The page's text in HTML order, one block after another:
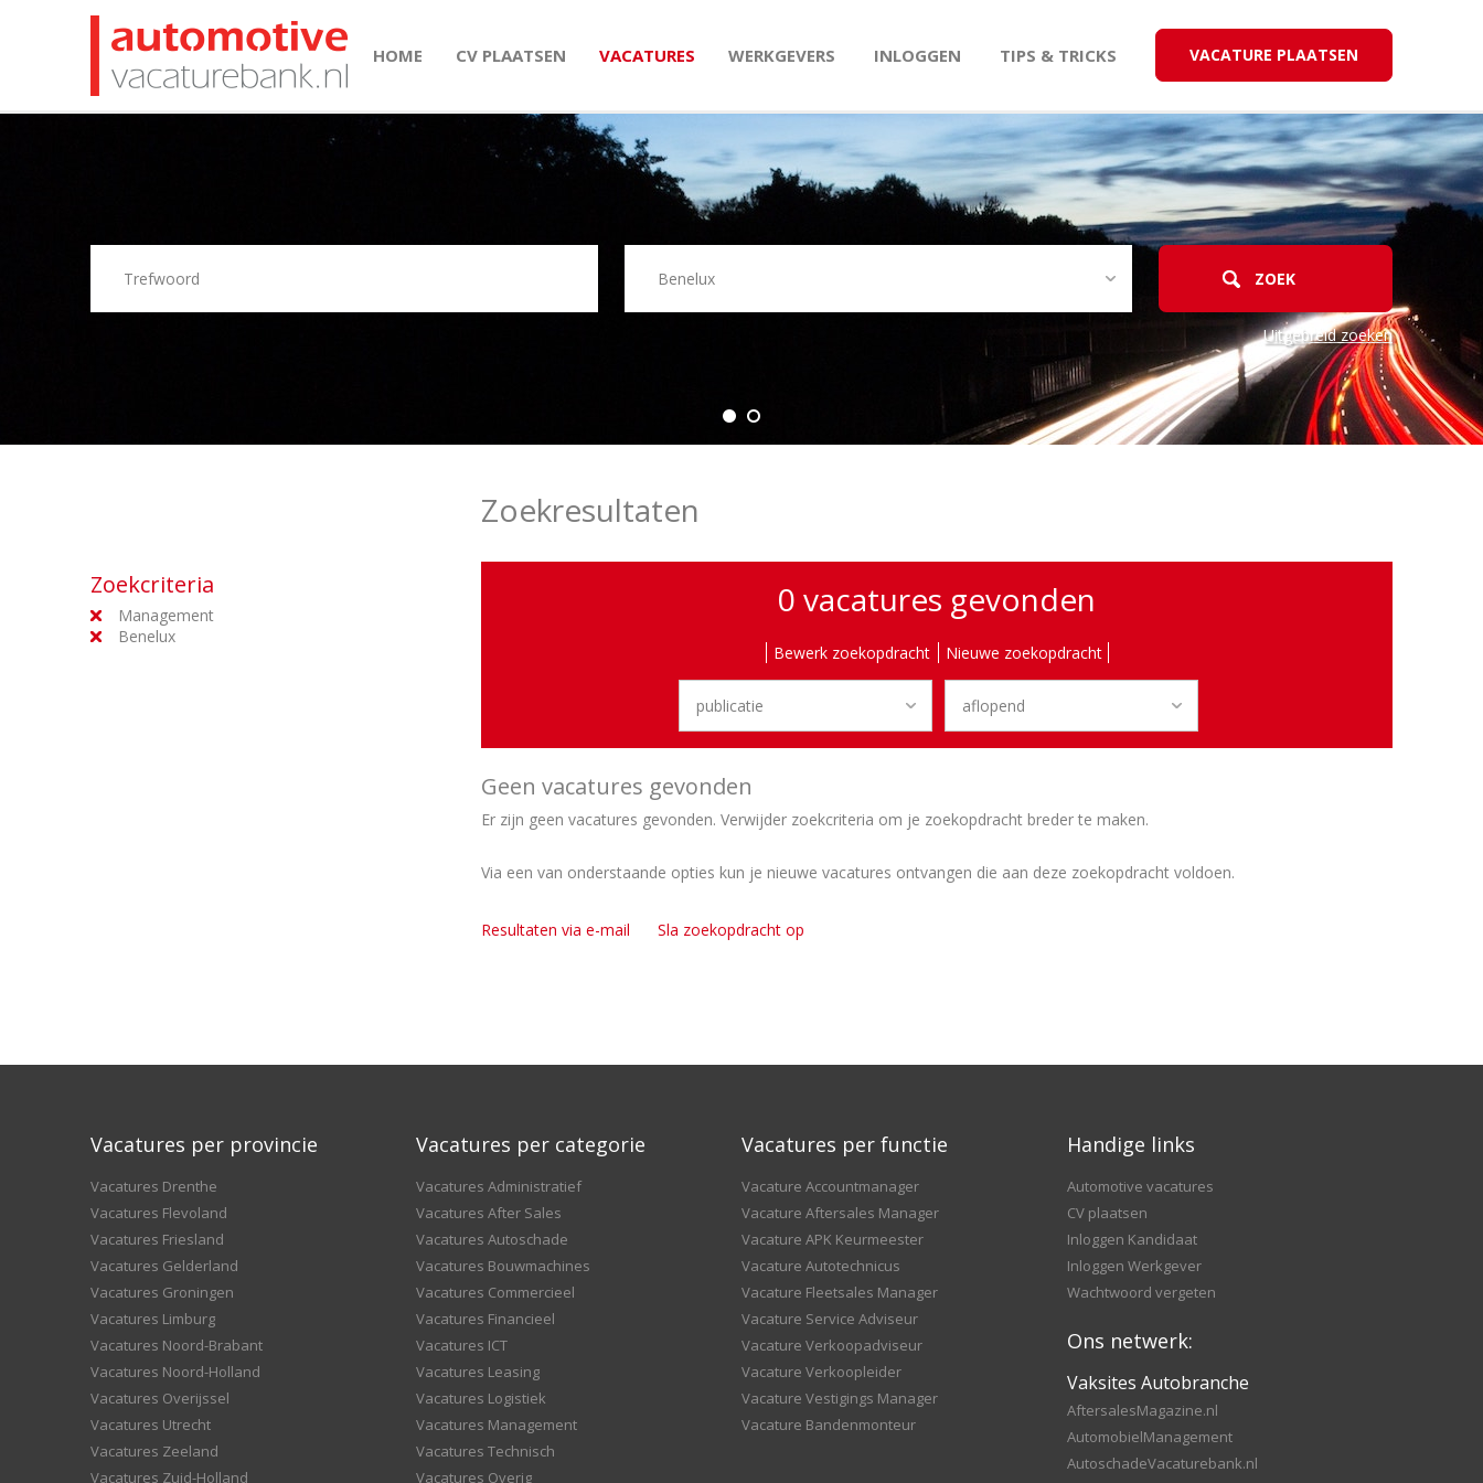
HOME CV PLAATSEN VACATURES WERKGEVERS INLOGGEN TIPS & TRICKS VACATURE PLAATSEN
Uitgebreid zoeken
Zoekcriteria
Management
Benelux
Zoekresultaten
0 vacatures gevonden
Bewerk zoekopdracht Nieuwe zoekopdracht
Geen vacatures gevonden
Er zijn geen vacatures gevonden. Verwijder zoekcriteria om je zoekopdracht breder te maken.
Via een van onderstaande opties kun je nieuwe vacatures ontvangen die aan deze zoekopdracht voldoen.
Resultaten via e-mail Sla zoekopdracht op
Vacatures per provincie
Vacatures Drenthe
Vacatures Flevoland
Vacatures Friesland
Vacatures Gelderland
Vacatures Groningen
Vacatures Limburg
Vacatures Noord-Brabant
Vacatures Noord-Holland
Vacatures Overijssel
Vacatures Utrecht
Vacatures Zeeland
Vacatures Zuid-Holland
Vacatures per categorie
Vacatures Administratief
Vacatures After Sales
Vacatures Autoschade
Vacatures Bouwmachines
Vacatures Commercieel
Vacatures Financieel
Vacatures ICT
Vacatures Leasing
Vacatures Logistiek
Vacatures Management
Vacatures Technisch
Vacatures Overig
Vacatures per functie
Vacature Accountmanager
Vacature Aftersales Manager
Vacature APK Keurmeester
Vacature Autotechnicus
Vacature Fleetsales Manager
Vacature Service Adviseur
Vacature Verkoopadviseur
Vacature Verkoopleider
Vacature Vestigings Manager
Vacature Bandenmonteur
Handige links
Automotive vacatures
CV plaatsen
Inloggen Kandidaat
Inloggen Werkgever
Wachtwoord vergeten
Ons netwerk:
Vaksites Autobranche
AftersalesMagazine.nl
AutomobielManagement
AutoschadeVacaturebank.nl